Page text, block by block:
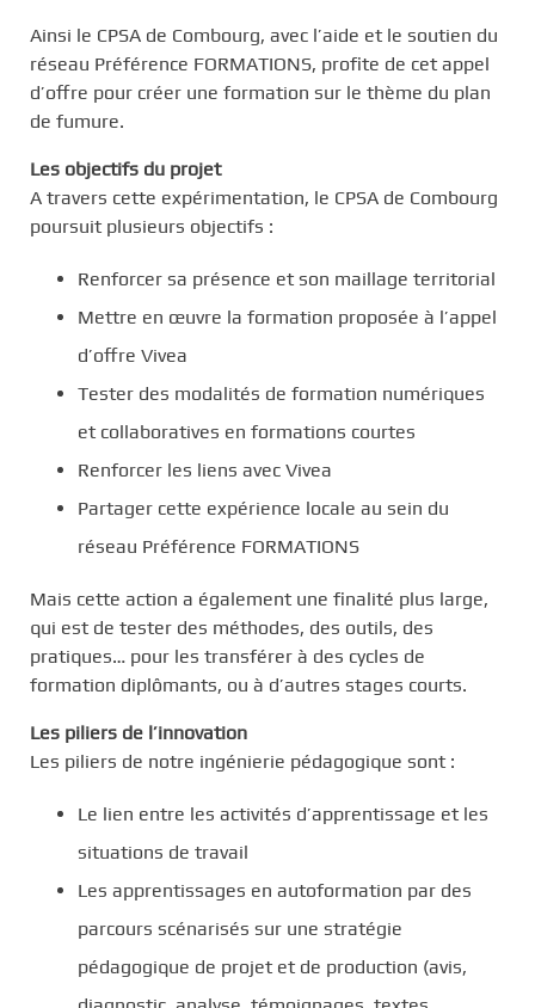
Ainsi le CPSA de Combourg, avec l’aide et le soutien du
réseau Préférence FORMATIONS, profite de cet appel
d’offre pour créer une formation sur le thème du plan
de fumure.
Les objectifs du projet
A travers cette expérimentation, le CPSA de Combourg
poursuit plusieurs objectifs :
Renforcer sa présence et son maillage territorial
Mettre en œuvre la formation proposée à l’appel
d’offre Vivea
Tester des modalités de formation numériques
et collaboratives en formations courtes
Renforcer les liens avec Vivea
Partager cette expérience locale au sein du
réseau Préférence FORMATIONS
Mais cette action a également une finalité plus large,
qui est de tester des méthodes, des outils, des
pratiques… pour les transférer à des cycles de
formation diplômants, ou à d’autres stages courts.
Les piliers de l’innovation
Les piliers de notre ingénierie pédagogique sont :
Le lien entre les activités d’apprentissage et les
situations de travail
Les apprentissages en autoformation par des
parcours scénarisés sur une stratégie
pédagogique de projet et de production (avis,